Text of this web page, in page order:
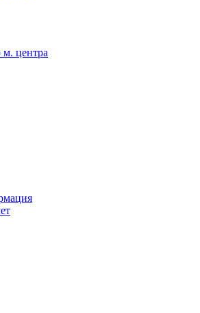
центра